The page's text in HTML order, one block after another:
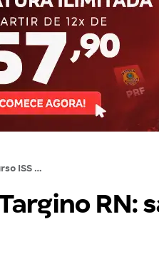
Concurso ISS Messias Targino RN: saiu o EDITAL. Confira!
RN: